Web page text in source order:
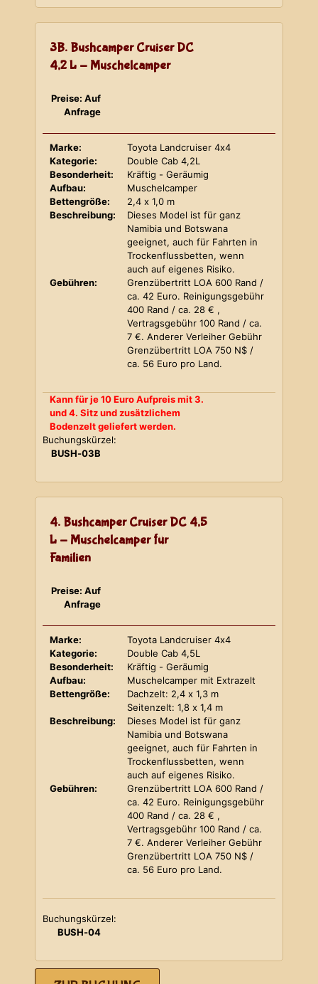
3B. Bushcamper Cruiser DC
4,2 L - Muschelcamper
Preise: Auf
Anfrage
Marke:
Toyota Landcruiser 4x4
Kategorie:
Double Cab 4,2L
Besonderheit:
Kräftig - Geräumig
Aufbau:
Muschelcamper
Bettengröße:
2,4 x 1,0 m
Beschreibung:
Dieses Model ist für ganz
Namibia und Botswana
geeignet, auch für Fahrten in
Trockenflussbetten, wenn
auch auf eigenes Risiko.
Gebühren:
Grenzübertritt LOA 600 Rand /
ca. 42 Euro. Reinigungsgebühr
400 Rand / ca. 28 € ,
Vertragsgebühr 100 Rand / ca.
7 €. Anderer Verleiher Gebühr
Grenzübertritt LOA 750 N$ /
ca. 56 Euro pro Land.
Kann für je 10 Euro Aufpreis mit 3.
und 4. Sitz und zusätzlichem
Bodenzelt geliefert werden.
Buchungskürzel:
BUSH-03B
4. Bushcamper Cruiser DC 4,5
L - Muschelcamper für
Familien
Preise: Auf
Anfrage
Marke:
Toyota Landcruiser 4x4
Kategorie:
Double Cab 4,5L
Besonderheit:
Kräftig - Geräumig
Aufbau:
Muschelcamper mit Extrazelt
Bettengröße:
Dachzelt: 2,4 x 1,3 m
Seitenzelt: 1,8 x 1,4 m
Beschreibung:
Dieses Model ist für ganz
Namibia und Botswana
geeignet, auch für Fahrten in
Trockenflussbetten, wenn
auch auf eigenes Risiko.
Gebühren:
Grenzübertritt LOA 600 Rand /
ca. 42 Euro. Reinigungsgebühr
400 Rand / ca. 28 € ,
Vertragsgebühr 100 Rand / ca.
7 €. Anderer Verleiher Gebühr
Grenzübertritt LOA 750 N$ /
ca. 56 Euro pro Land.
Buchungskürzel:
BUSH-04